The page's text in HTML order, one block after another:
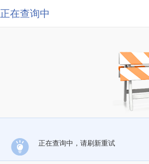
正在查询中
正在查询中，请刷新重试